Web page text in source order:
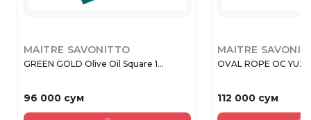
MAITRE SAVONITTO
GREEN GOLD Olive Oil Square 1...
96 000 сум
MAITRE
OVAL ROPE OC
112 000 сум